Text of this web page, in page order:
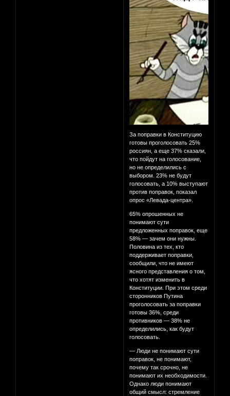
За поправки в Конституцию
готовы проголосовать 25%
россиян, а еще 37% сказали,
что пойдут на голосование,
но не определились с
выбором. 23% не будут
голосовать, а 10% выступают
против поправок, показал
опрос «Левада-центра».
65% опрошенных не
понимают сути
предложенных поправок, еще
58% — зачем они нужны.
Половина из тех, кто
поддерживает поправки,
сообщили, что не имеют
ясного представления о том,
что хотят изменить в
Конституции. При этом среди
сторонников Путина
проголосовать за поправки
готовы 36%, среди
противников — 38% не
определились, как будут
голосовать.
— Люди не понимают сути
поправок, не понимают,
почему так срочно, не
понимают их необходимости.
Однако люди понимают
общий смысл: стремление